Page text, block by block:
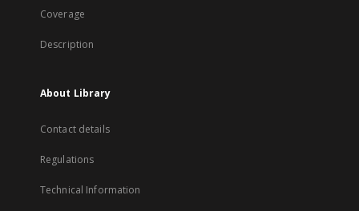
Coverage
Description
About Library
Contact details
Regulations
Technical Information